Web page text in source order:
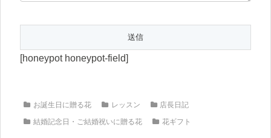
[honeypot honeypot-field]
お誕生日に贈る花 レッスン
店長日記
結婚記念日・ご結婚祝いに贈る花
花ギフト